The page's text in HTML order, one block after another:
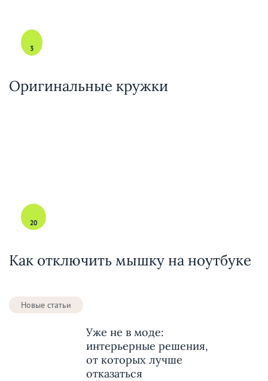
3
Оригинальные кружки
20
Как отключить мышку на ноутбуке
Новые статьи
Уже не в моде:
интерьерные решения,
от которых лучше
отказаться